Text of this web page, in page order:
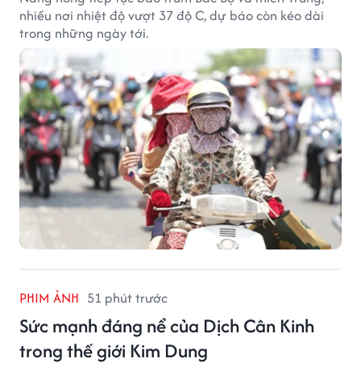
nhiều nơi nhiệt độ vượt 37 độ C, dự báo còn kéo dài
trong những ngày tới.
PHIM ẢNH 51 phút trước
Sức mạnh đáng nể của Dịch Cân Kinh
trong thế giới Kim Dung